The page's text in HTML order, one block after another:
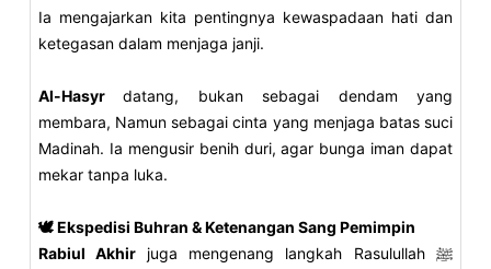
Ia mengajarkan kita pentingnya kewaspadaan hati dan
ketegasan dalam menjaga janji.
Al-Hasyrdatang, bukan sebagai dendam yang
membara, Namun sebagai cinta yang menjaga batas suci
Madinah. Ia mengusir benih duri, agar bunga iman dapat
mekar tanpa luka.
🕊️ Ekspedisi Buhran & Ketenangan Sang Pemimpin
Rabiul Akhir juga mengenang langkah Rasulullah ﷺ